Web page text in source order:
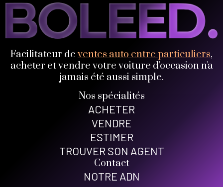
Facilitateur deventes auto entre particuliers,
acheter et vendre votre voiture d'occasion n'a
jamais été aussi simple.
Nos spécialités
ACHETER
VENDRE
ESTIMER
TROUVER SON AGENT
Contact
NOTRE ADN